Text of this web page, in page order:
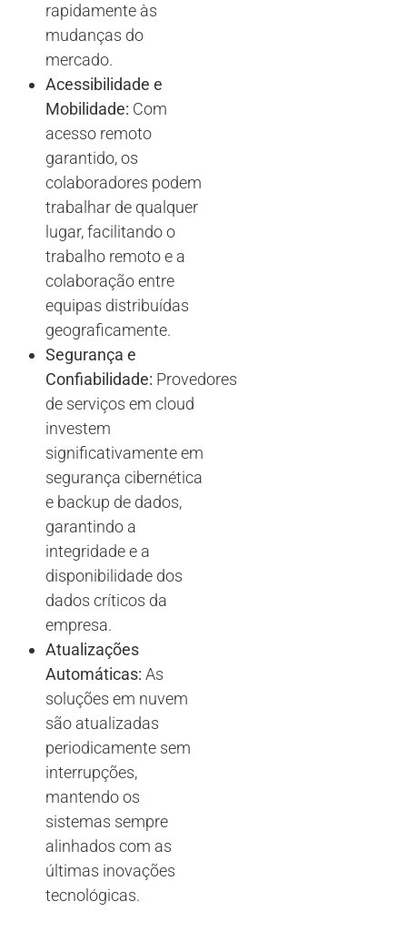
rapidamente às
mudanças do
mercado.
Acessibilidade e
Mobilidade: Com
acesso remoto
garantido, os
colaboradores podem
trabalhar de qualquer
lugar, facilitando o
trabalho remoto e a
colaboração entre
equipas distribuídas
geograficamente.
Segurança e
Confiabilidade: Provedores
de serviços em cloud
investem
significativamente em
segurança cibernética
e backup de dados,
garantindo a
integridade e a
disponibilidade dos
dados críticos da
empresa.
Atualizações
Automáticas: As
soluções em nuvem
são atualizadas
periodicamente sem
interrupções,
mantendo os
sistemas sempre
alinhados com as
últimas inovações
tecnológicas.